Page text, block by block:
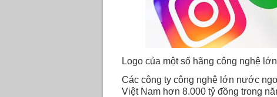
Logo của một số hãng công nghệ
Các công ty công nghệ lớn nước
Việt Nam hơn 8.000 tỷ đồng trong